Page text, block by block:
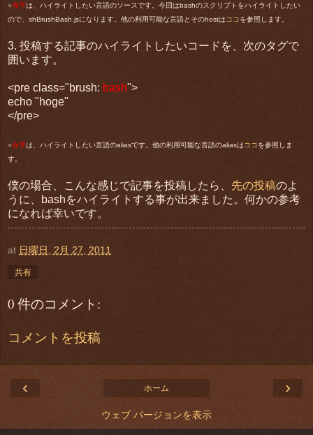
※赤字は、ハイライトしたい言語のソースです。今回はbashのスクリプトをハイライトしたい
ので、shBrushBash.jsになります。他の利用可能な言語とそのhostはココ を参照します。
3. 投稿する記事のハイライトしたいコードを、次のタグで
囲います。
<pre class="brush: bash">
echo "hoge"
</pre>
※赤字は、ハイライトしたい言語のaliasです。他の利用可能な言語のaliasはココ を参照しま
す。
僕の場合、こんな感じで記事を投稿したら、 先の投稿のよ
うに、bashをハイライトする事が出来ました。何かの参考
になれば幸いです。
at 日曜日, 2月 27, 2011
共有
0 件のコメント:
コメントを投稿
‹ ›
ホーム
ウェブ バージョンを表示